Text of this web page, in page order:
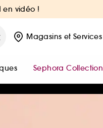
en vidéo !
Magasins et Services
Sephora Collection